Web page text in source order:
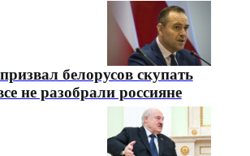
белорусов скупать
не разобрали россияне